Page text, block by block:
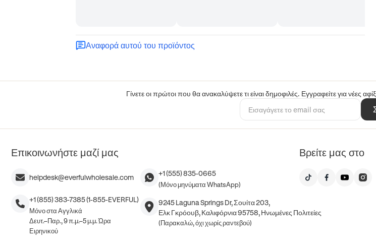
Αναφορά αυτού του προϊόντος
Γίνετε οι πρώτοι που θα ανακαλύψετε τι είναι δημοφιλές. Εγγραφείτε για νέες
Επικοινωνήστε μαζί μας
helpdesk@everfulwholesale.com
+1 (855) 383-7385 (1-855-EVERFUL)
Μόνο στα Αγγλικά
Δευτ.–Παρ., 9 π.μ.–5 μ.μ. Ώρα
Ειρηνικού
+1 (555) 835-0665
(Μόνο μηνύματα WhatsApp)
9245 Laguna Springs Dr, Σουίτα 203,
Ελκ Γκρόουβ, Καλιφόρνια 95758, Ηνωμένες Πολιτείες
(Παρακαλώ, όχι χωρίς ραντεβού)
Βρείτε μας στο